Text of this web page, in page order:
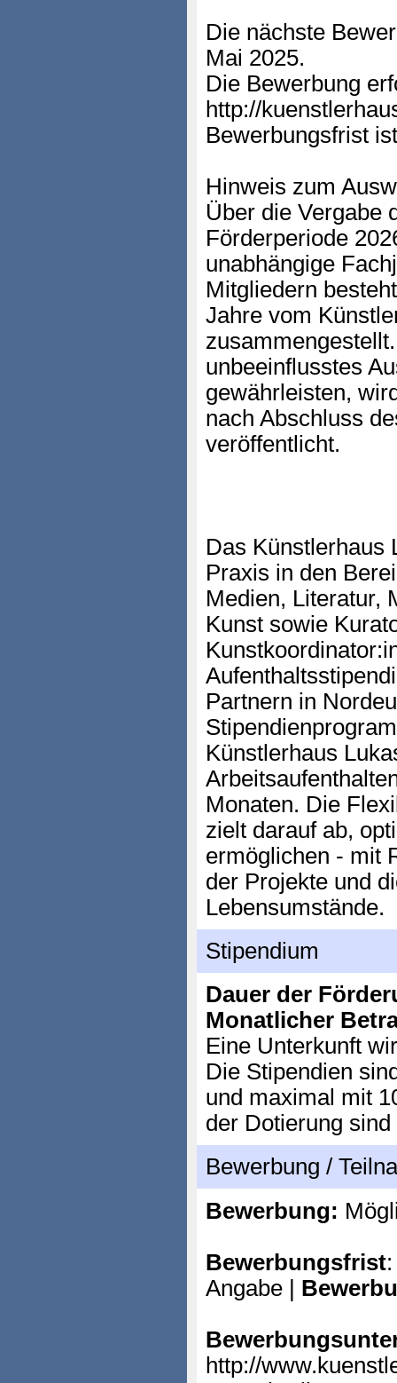
Die nächste
Mai 2025.
Die Bewerbung
http://
Bewerbungsfrist
Hinweis zum
Über die Vergabe
Förderperiode
unabhängige
Mitgliedern
Jahre vom
unbeeinflusstes
gewährleisten,
nach Abschluss
veröffentlicht.
Das Künstlerhaus
Praxis in den
Medien, Literatur,
Kunst sowie
Partnern in
Künstlerhaus
Monaten. Die
zielt darauf ab,
ermöglichen - mit
der Projekte und
Lebensumstände.
Stipendium
Dauer der
Monatlicher
Eine Unterkunft
Die Stipendien
und maximal mit
der Dotierung
Bewerbung /
Bewerbung:
Bewerbungsfrist
Angabe |
http://